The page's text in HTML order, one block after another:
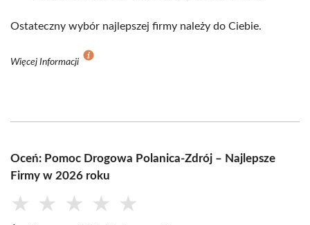
Ostateczny wybór najlepszej firmy należy do Ciebie.
Więcej Informacji
Oceń: Pomoc Drogowa Polanica-Zdrój – Najlepsze
Firmy w 2026 roku
★ ★ ★ ★ ★